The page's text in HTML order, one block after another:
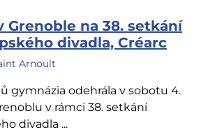
Grenoble na 38. setkání
divadla, Créarc
Arnoult
gymnázia odehrála v sobotu 4.
v rámci 38. setkání
divadla ...